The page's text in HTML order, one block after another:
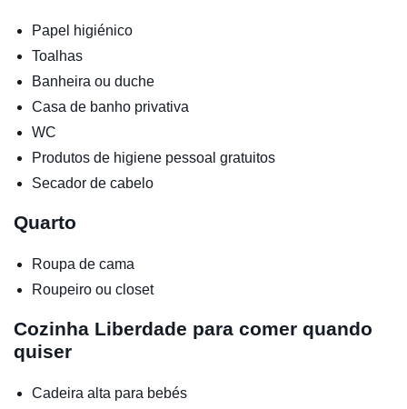
Papel higiénico
Toalhas
Banheira ou duche
Casa de banho privativa
WC
Produtos de higiene pessoal gratuitos
Secador de cabelo
Quarto
Roupa de cama
Roupeiro ou closet
Cozinha Liberdade para comer quando
quiser
Cadeira alta para bebés